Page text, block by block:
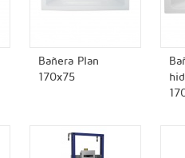
Bañera Plan
170x75